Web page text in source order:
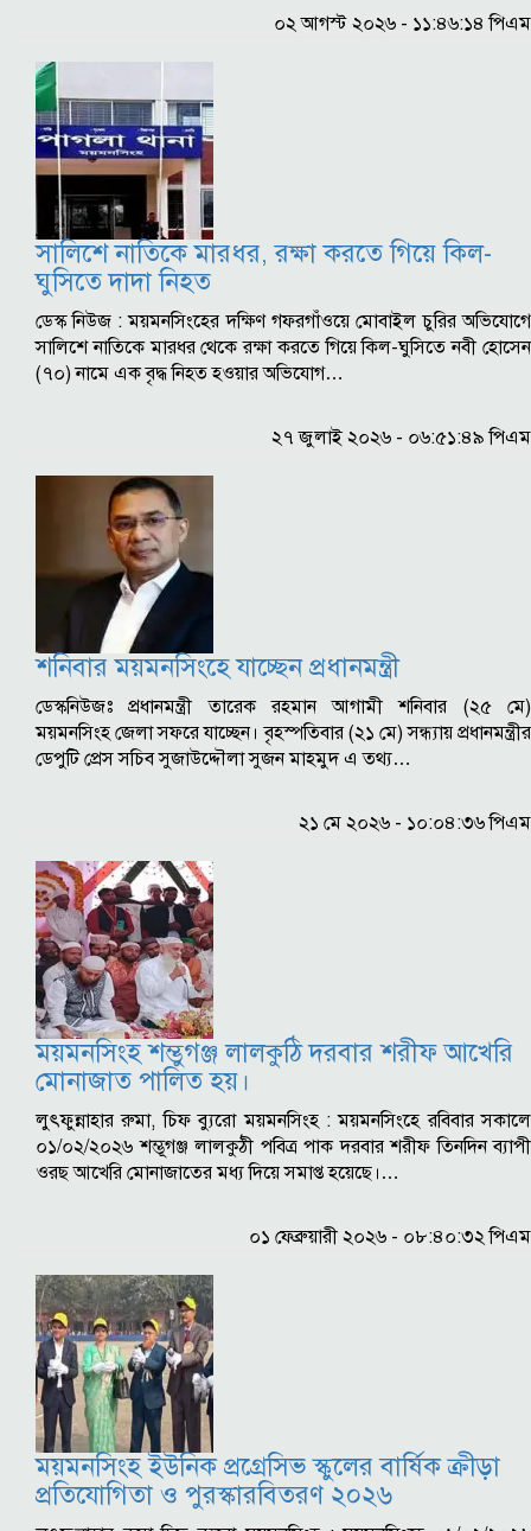
০২ আগস্ট ২০২৬ - ১১:৪৬:১৪ পিএম
সালিশে নাতিকে মারধর, রক্ষা করতে গিয়ে কিল-
ঘুসিতে দাদা নিহত
ডেস্ক নিউজ : ময়মনসিংহের দক্ষিণ গফরগাঁওয়ে মোবাইল চুরির অভিযোগে
সালিশে নাতিকে মারধর থেকে রক্ষা করতে গিয়ে কিল-ঘুসিতে নবী হোসেন
(৭০) নামে এক বৃদ্ধ নিহত হওয়ার অভিযোগ…
২৭ জুলাই ২০২৬ - ০৬:৫১:৪৯ পিএম
শনিবার ময়মনসিংহে যাচ্ছেন প্রধানমন্ত্রী
ডেস্কনিউজঃ প্রধানমন্ত্রী তারেক রহমান আগামী শনিবার (২৫ মে)
ময়মনসিংহ জেলা সফরে যাচ্ছেন। বৃহস্পতিবার (২১ মে) সন্ধ্যায় প্রধানমন্ত্রীর
ডেপুটি প্রেস সচিব সুজাউদ্দৌলা সুজন মাহমুদ এ তথ্য…
২১ মে ২০২৬ - ১০:০৪:৩৬ পিএম
ময়মনসিংহ শম্ভুগঞ্জ লালকুঠি দরবার শরীফ আখেরি
মোনাজাত পালিত হয়।
লুৎফুন্নাহার রুমা, চিফ ব্যুরো ময়মনসিংহ : ময়মনসিংহে রবিবার সকালে
০১/০২/২০২৬ শম্ভূগঞ্জ লালকুঠী পবিত্র পাক দরবার শরীফ তিনদিন ব্যাপী
ওরছ আখেরি মোনাজাতের মধ্য দিয়ে সমাপ্ত হয়েছে।…
০১ ফেব্রুয়ারী ২০২৬ - ০৮:৪০:৩২ পিএম
ময়মনসিংহ ইউনিক প্রগ্রেসিভ স্কুলের বার্ষিক ক্রীড়া
প্রতিযোগিতা ও পুরস্কারবিতরণ ২০২৬